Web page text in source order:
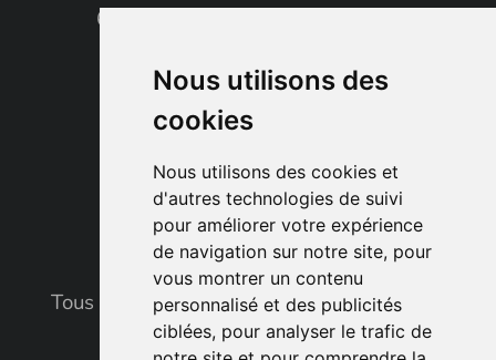
Nous utilisons des
cookies
Nous utilisons des cookies et
d'autres technologies de suivi
pour améliorer votre expérience
de navigation sur notre site, pour
vous montrer un contenu
personnalisé et des publicités
ciblées, pour analyser le trafic de
66100 PERPIGNAN TECNOSUD
perpignan@noocarb.com
08h00 - 20h00
Voir le plan d’accès
Tous droits réservés © 2026. noocarb. Fait
par l’agenceASB Digital